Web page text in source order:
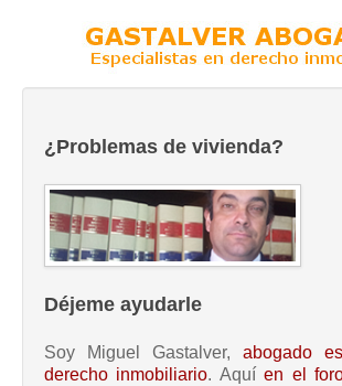
¿Problemas de vivienda?
Déjeme ayudarle
Soy Miguel Gastalver, abogado
derecho inmobiliario. Aquíen el